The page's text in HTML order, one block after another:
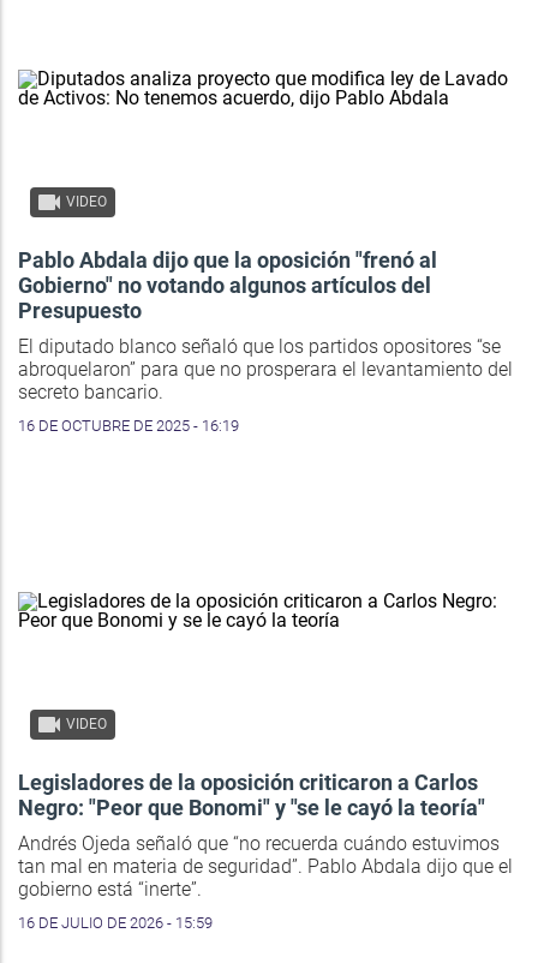
VIDEO
Pablo Abdala dijo que la oposición "frenó al
Gobierno" no votando algunos artículos del
Presupuesto
El diputado blanco señaló que los partidos opositores “se
abroquelaron” para que no prosperara el levantamiento del
secreto bancario.
16 DE OCTUBRE DE 2025 - 16:19
VIDEO
Legisladores de la oposición criticaron a Carlos
Negro: "Peor que Bonomi" y "se le cayó la teoría"
Andrés Ojeda señaló que “no recuerda cuándo estuvimos
tan mal en materia de seguridad”. Pablo Abdala dijo que el
gobierno está “inerte”.
16 DE JULIO DE 2026 - 15:59